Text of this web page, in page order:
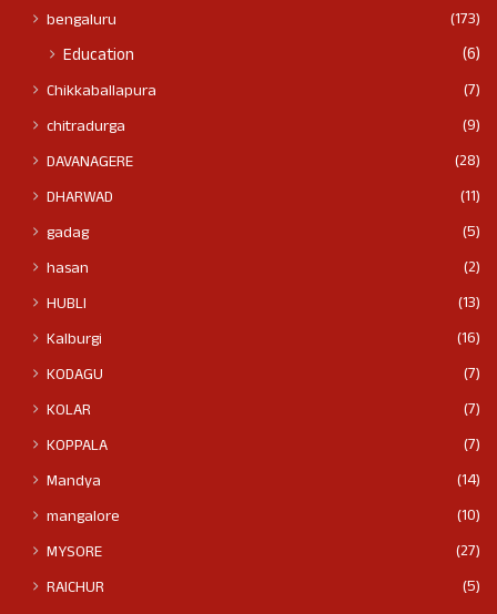
bengaluru
(173)
Education (6)
Chikkaballapura
(7)
chitradurga
(9)
DAVANAGERE
(28)
DHARWAD
(11)
gadag
(5)
hasan
(2)
HUBLI
(13)
Kalburgi
(16)
KODAGU
(7)
KOLAR
(7)
KOPPALA
(7)
Mandya
(14)
mangalore
(10)
MYSORE
(27)
RAICHUR
(5)